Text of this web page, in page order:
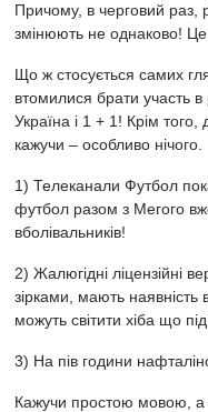
Причому, в черговий
змінюють не однаково!
Що ж стосується самих
втомилися брати участь
Україна і 1 + 1! Крім
кажучи – особливо нічого.
1) Телеканали Футбол
футбол разом з Мегого
вболівальників!
2) Жалюгідні ліцензійні
зірками, мають наявність
можуть світити хіба що
3) На пів години
Кажучи простою мовою, а